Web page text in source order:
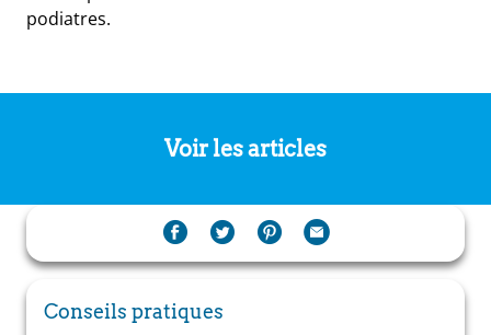
podiatres.
Voir les articles
Conseils pratiques